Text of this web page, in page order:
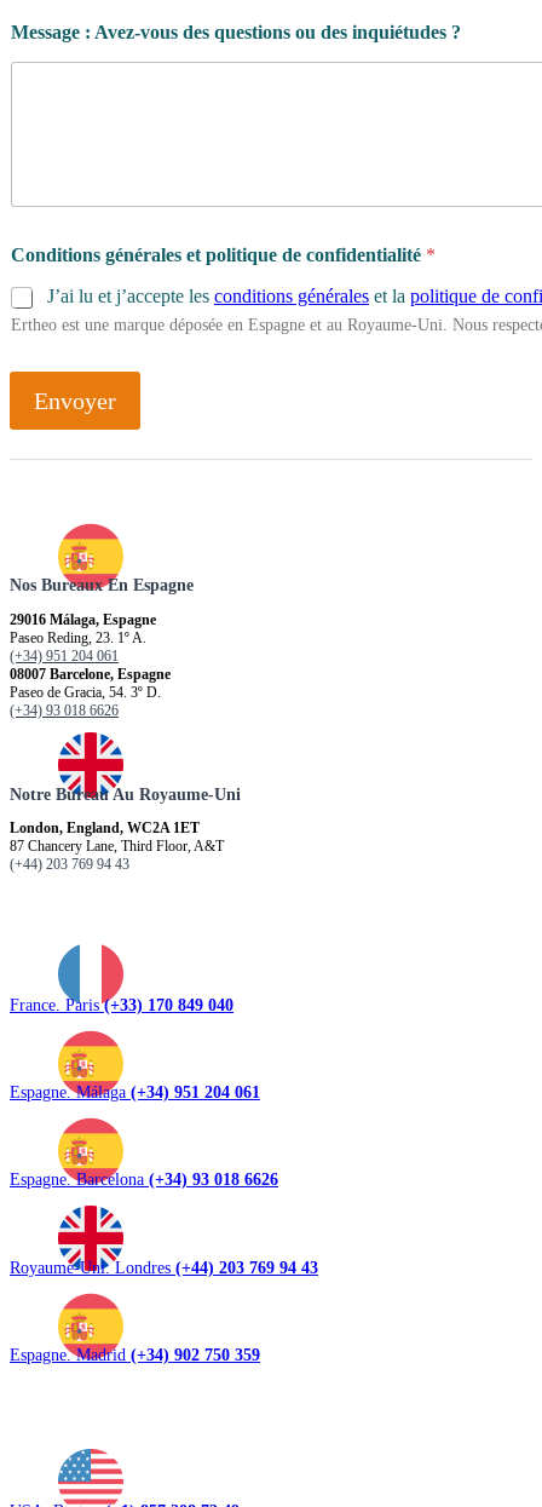
Message : Avez-vous des questions ou des inquiétudes ?
Conditions générales et politique de confidentialité *
J’ai lu et j’accepte les conditions générales et la politique de
Ertheo est une marque déposée en Espagne et au Royaume-Uni. Nous
Envoyer
Nos Bureaux En Espagne
29016 Málaga, Espagne
Paseo Reding, 23. 1º A.
(+34) 951 204 061
08007 Barcelone, Espagne
Paseo de Gracia, 54. 3º D.
(+34) 93 018 6626
Notre Bureau Au Royaume-Uni
London, England, WC2A 1ET
87 Chancery Lane, Third Floor, A&T
(+44) 203 769 94 43
France. Paris(+33) 170 849 040
Espagne. Málaga (+34) 951 204 061
Espagne. Barcelona (+34) 93 018 6626
Royaume-Uni. Londres (+44) 203 769 94 43
Espagne. Madrid (+34) 902 750 359